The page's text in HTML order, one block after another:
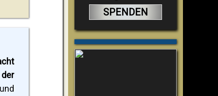
SPENDEN